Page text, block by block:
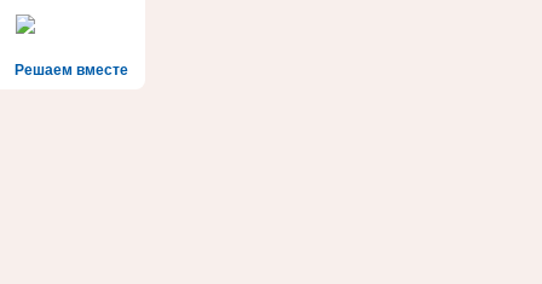
Решаем вместе